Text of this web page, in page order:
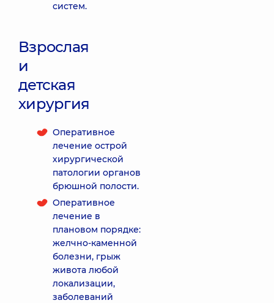
систем.
Взрослая
и
детская
хирургия
Оперативное
лечение острой
хирургической
патологии органов
брюшной полости.
Оперативное
лечение в
плановом порядке:
желчно-каменной
болезни, грыж
живота любой
локализации,
заболеваний